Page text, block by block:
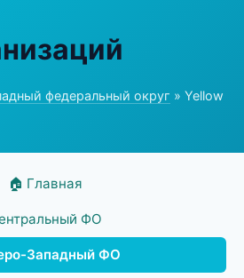
федеральный округ » Yellow
🏠 Главная
ФО
Западный ФО